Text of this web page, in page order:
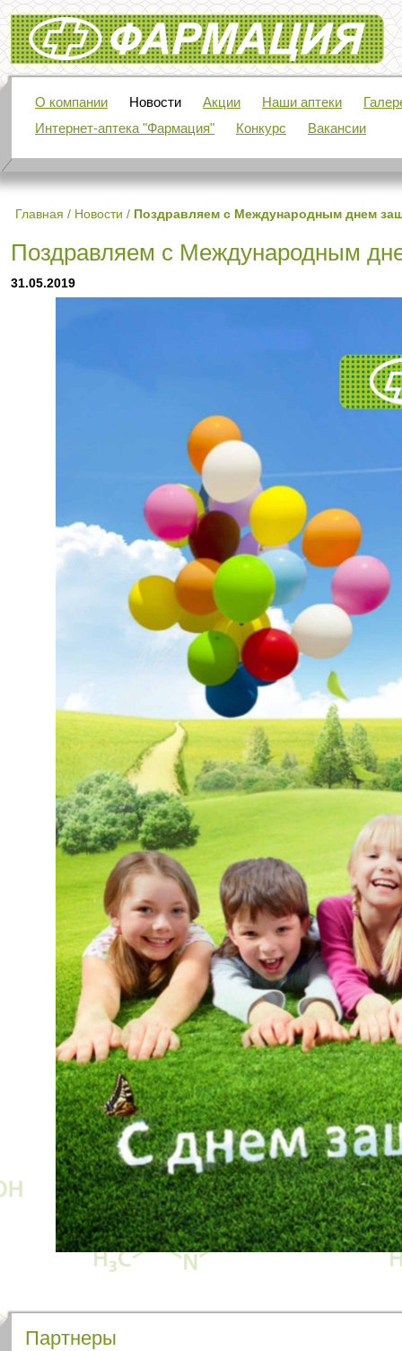
Фармация
О компании Новости Акции Наши аптеки
Интернет-аптека "Фармация"
Конкурс Вакансии
Главная / Новости / Поздравляем с Международным днем
Поздравляем с Международным
31.05.2019
Партнеры